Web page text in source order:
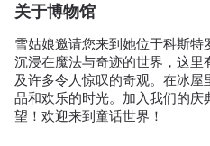
关于博物馆
雪姑娘邀请您来到她位于科斯
沉浸在魔法与奇迹的世界，这里
及许多令人惊叹的奇观。在冰
品和欢乐的时光。加入我们的
望！欢迎来到童话世界！